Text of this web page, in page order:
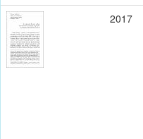
2017